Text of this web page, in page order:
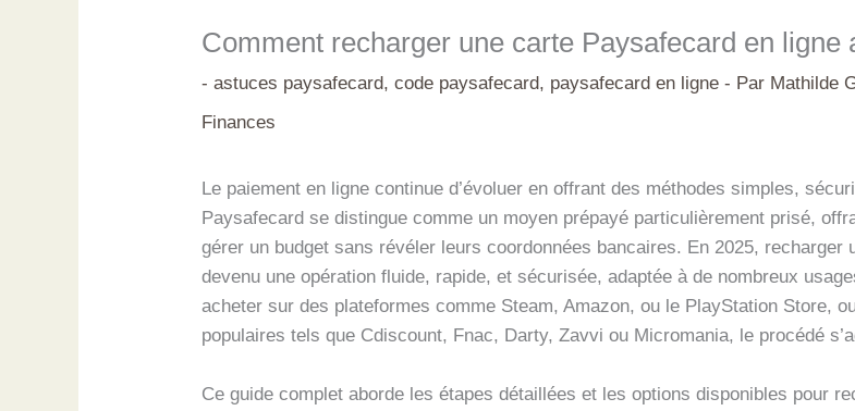
Comment recharger une carte Paysafecard en ligne
-astuces paysafecard,code paysafecard, paysafecard en ligne - Par Mathilde
Finances
Le paiement en ligne continue d’évoluer en offrant des méthodes simples,
Paysafecard se distingue comme un moyen prépayé particulièrement prisé,
gérer un budget sans révéler leurs coordonnées bancaires. En 2025,
devenu une opération fluide, rapide, et sécurisée, adaptée à de nombreux
acheter sur des plateformes comme Steam, Amazon, ou le PlayStation Store,
populaires tels que Cdiscount, Fnac, Darty, Zavvi ou Micromania, le procédé
Ce guide complet aborde les étapes détaillées et les options disponibles pour